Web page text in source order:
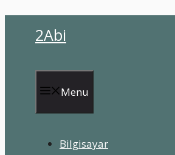
2Abi
Menu
Bilgisayar